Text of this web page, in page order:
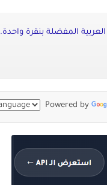
المفضلة بنقرة واحدة.
Powered by